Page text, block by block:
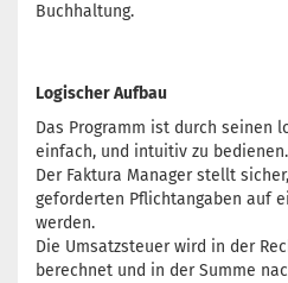
Buchhaltung.
Logischer Aufbau
Das Programm ist durch seinen
einfach, und intuitiv zu bedienen.
Der Faktura Manager stellt
geforderten Pflichtangaben auf
werden.
Die Umsatzsteuer wird in der
berechnet und in der Summe